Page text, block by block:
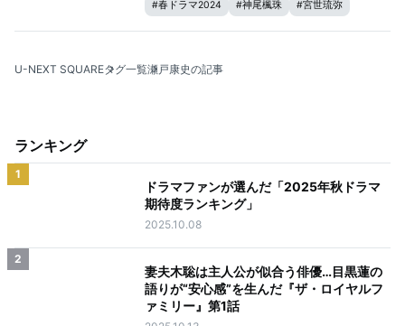
#春ドラマ2024 #神尾楓珠 #宮世琉弥
U-NEXT SQUAREタグ一覧瀬戸康史の記事
ランキング
1
ドラマファンが選んだ「2025年秋ドラマ
期待度ランキング」
2025.10.08
2
妻夫木聡は主人公が似合う俳優…目黒蓮の
語りが“安心感”を生んだ『ザ・ロイヤルフ
ァミリー』第1話